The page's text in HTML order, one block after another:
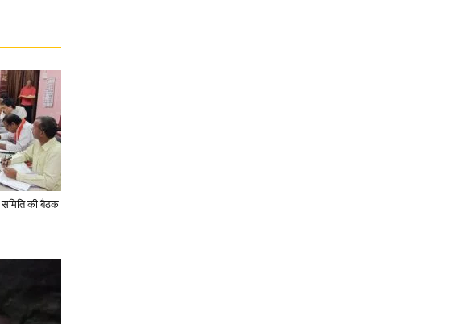
समिति की बैठक